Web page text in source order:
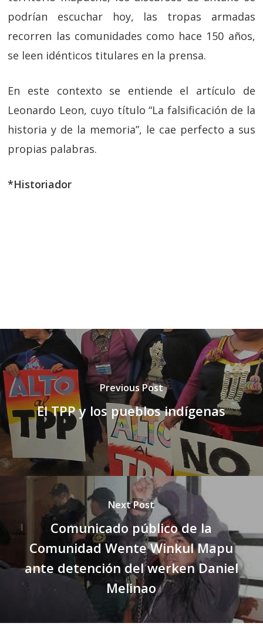
podrían escuchar hoy, las tropas armadas
recorren las comunidades como hace 150 años,
se leen idénticos titulares en la prensa.
En este contexto se entiende el artículo de
Leonardo Leon, cuyo título “La falsificación de la
historia y de la memoria”, le cae perfecto a sus
propias palabras.
*Historiador
Previous Post
El TPP y los pueblos indígenas
Next Post
Comunicado público de la
Comunidad Wente Winkul Mapu
ante detención del werken Daniel
Melinao